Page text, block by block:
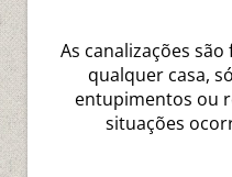
As canalizações
qualquer casa,
entupimentos ou
situações